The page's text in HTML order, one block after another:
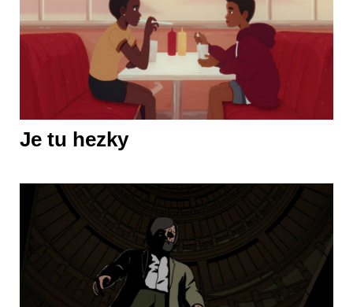
Je tu hezky